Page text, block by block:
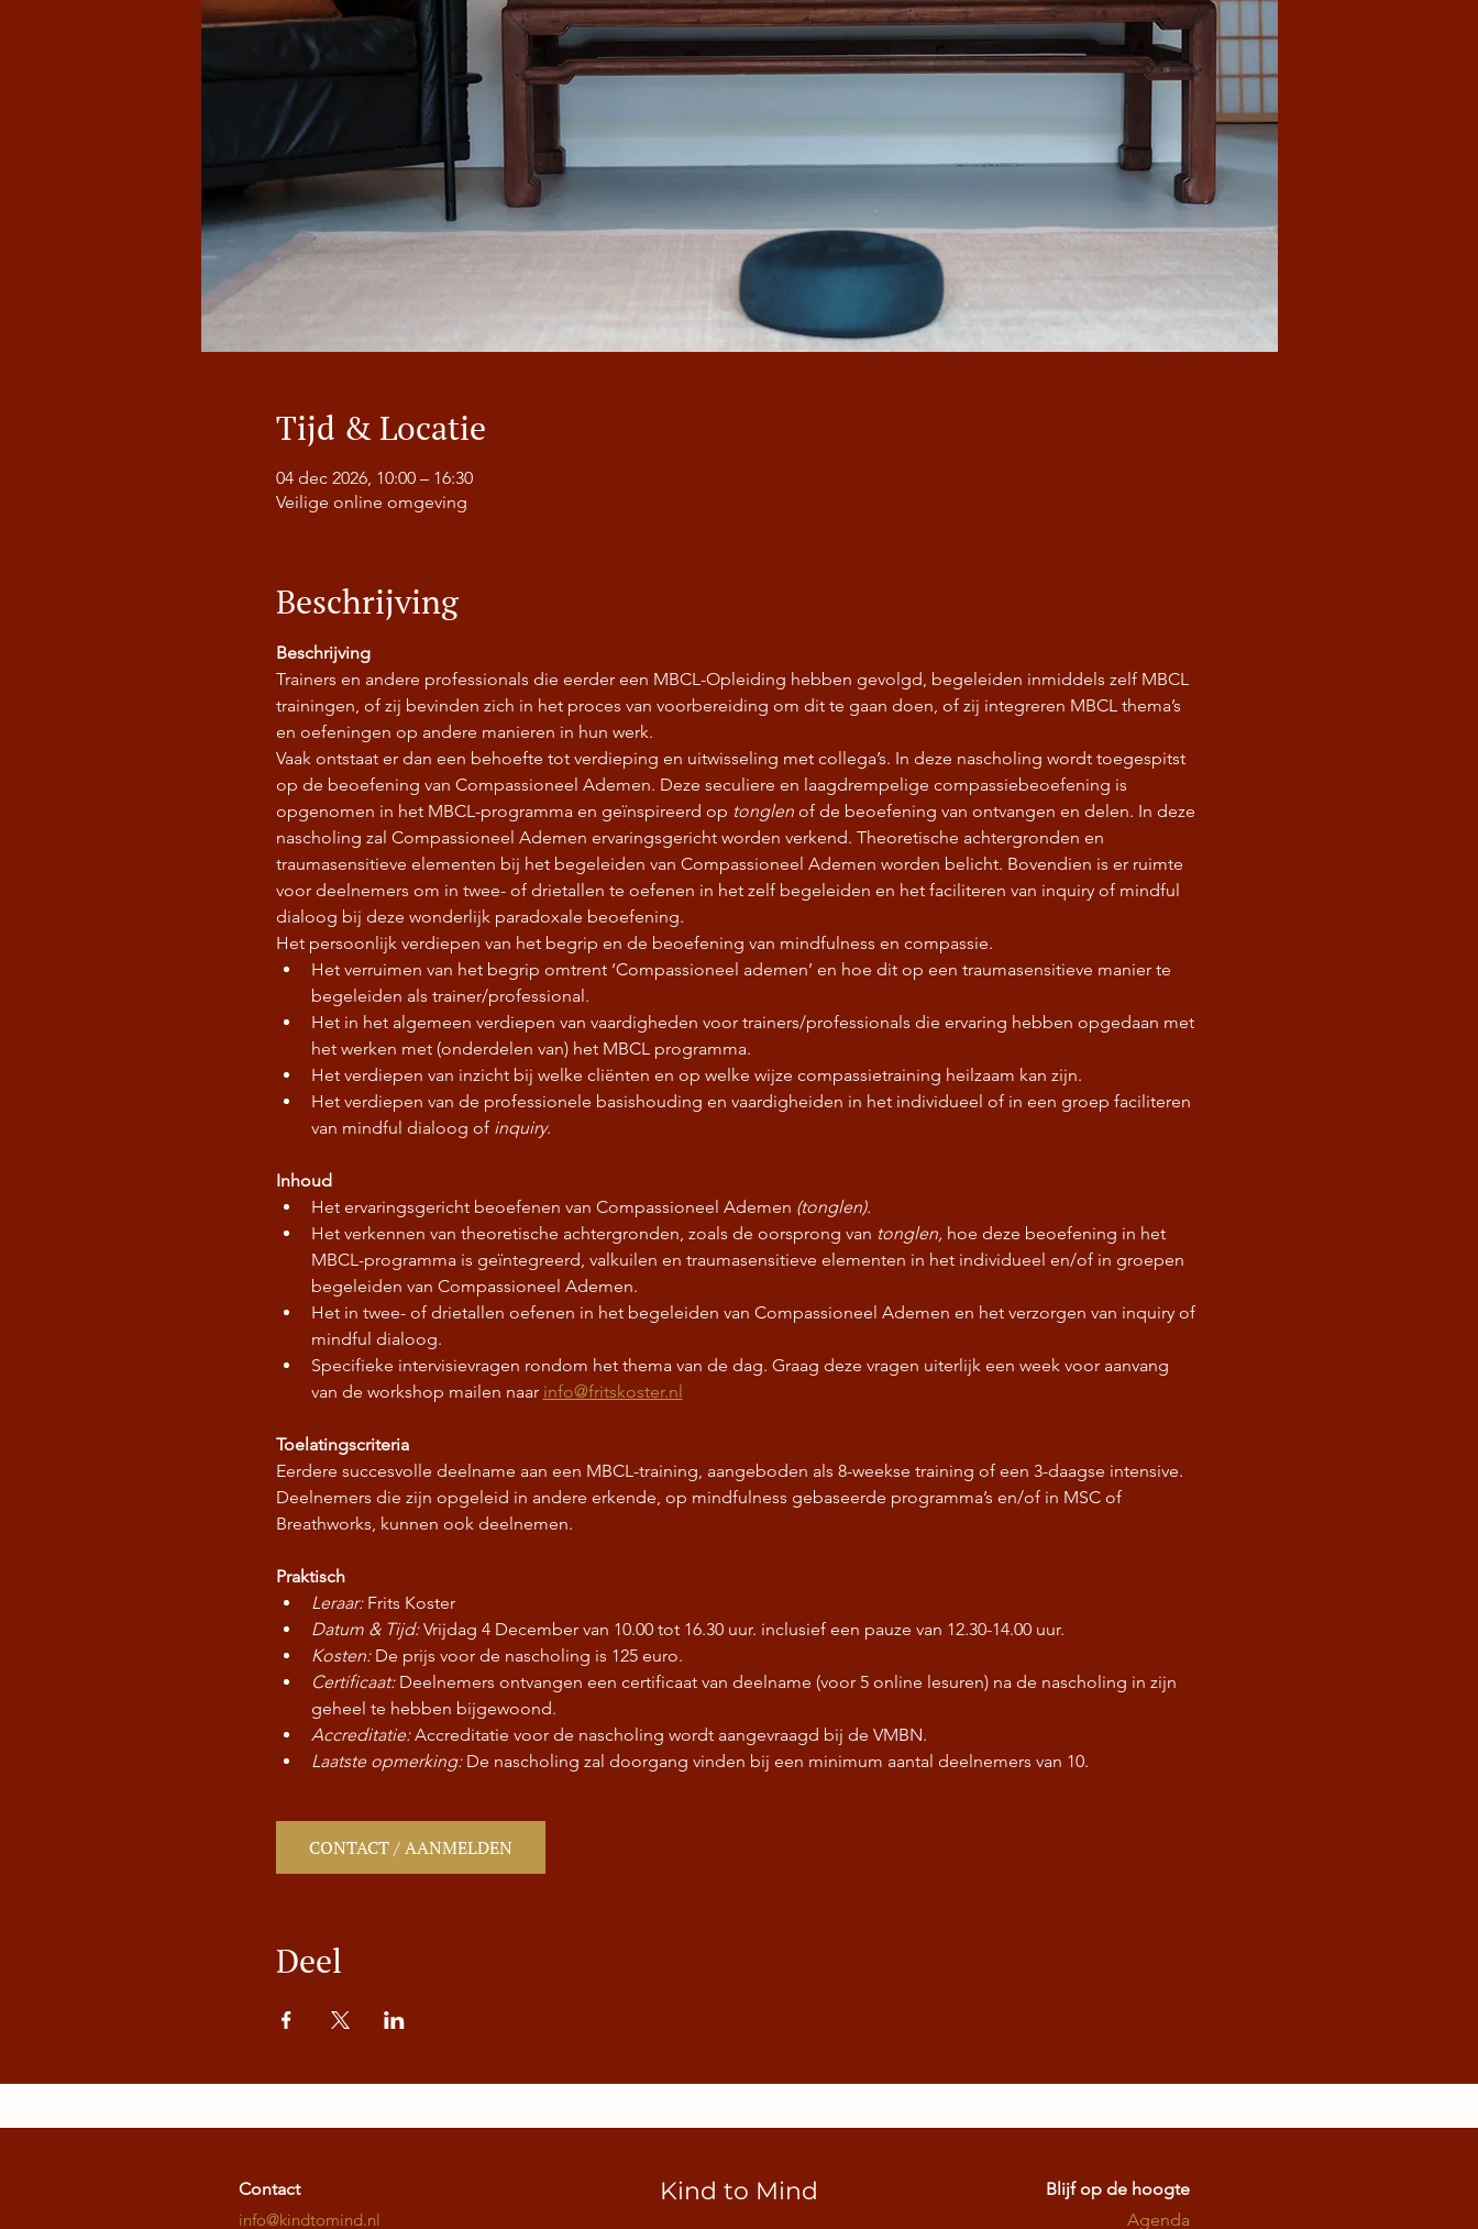
Tijd & Locatie
04 dec 2026, 10:00 – 16:30
Veilige online omgeving
Beschrijving
Beschrijving
Trainers en andere professionals die eerder een MBCL-Opleiding hebben gevolgd, begeleiden inmiddels zelf MBCL
trainingen, of zij bevinden zich in het proces van voorbereiding om dit te gaan doen, of zij integreren MBCL thema’s
en oefeningen op andere manieren in hun werk.
Vaak ontstaat er dan een behoefte tot verdieping en uitwisseling met collega’s. In deze nascholing wordt toegespitst
op de beoefening van Compassioneel Ademen. Deze seculiere en laagdrempelige compassiebeoefening is
opgenomen in het MBCL-programma en geïnspireerd op tonglen of de beoefening van ontvangen en delen. In deze
nascholing zal Compassioneel Ademen ervaringsgericht worden verkend. Theoretische achtergronden en
traumasensitieve elementen bij het begeleiden van Compassioneel Ademen worden belicht. Bovendien is er ruimte
voor deelnemers om in twee- of drietallen te oefenen in het zelf begeleiden en het faciliteren van inquiry of mindful
dialoog bij deze wonderlijk paradoxale beoefening.
Het persoonlijk verdiepen van het begrip en de beoefening van mindfulness en compassie.
Het verruimen van het begrip omtrent ‘Compassioneel ademen’ en hoe dit op een traumasensitieve manier te
begeleiden als trainer/professional.
Het in het algemeen verdiepen van vaardigheden voor trainers/professionals die ervaring hebben opgedaan met
het werken met (onderdelen van) het MBCL programma.
Het verdiepen van inzicht bij welke cliënten en op welke wijze compassietraining heilzaam kan zijn.
Het verdiepen van de professionele basishouding en vaardigheiden in het individueel of in een groep faciliteren
van mindful dialoog of inquiry.
Inhoud
Het ervaringsgericht beoefenen van Compassioneel Ademen (tonglen).
Het verkennen van theoretische achtergronden, zoals de oorsprong van tonglen, hoe deze beoefening in het
MBCL-programma is geïntegreerd, valkuilen en traumasensitieve elementen in het individueel en/of in groepen
begeleiden van Compassioneel Ademen.
Het in twee- of drietallen oefenen in het begeleiden van Compassioneel Ademen en het verzorgen van inquiry of
mindful dialoog.
Specifieke intervisievragen rondom het thema van de dag. Graag deze vragen uiterlijk een week voor aanvang
van de workshop mailen naar info@fritskoster.nl
Toelatingscriteria
Eerdere succesvolle deelname aan een MBCL-training, aangeboden als 8-weekse training of een 3-daagse intensive.
Deelnemers die zijn opgeleid in andere erkende, op mindfulness gebaseerde programma’s en/of in MSC of
Breathworks, kunnen ook deelnemen.
Praktisch
Leraar: Frits Koster
Datum & Tijd: Vrijdag 4 December van 10.00 tot 16.30 uur. inclusief een pauze van 12.30-14.00 uur.
Kosten: De prijs voor de nascholing is 125 euro.
Certificaat: Deelnemers ontvangen een certificaat van deelname (voor 5 online lesuren) na de nascholing in zijn
geheel te hebben bijgewoond.
Accreditatie: Accreditatie voor de nascholing wordt aangevraagd bij de VMBN.
Laatste opmerking: De nascholing zal doorgang vinden bij een minimum aantal deelnemers van 10.
CONTACT / AANMELDEN
Deel
Contact
info@kindtomind.nl
Kind to Mind
Blijf op de hoogte
Agenda